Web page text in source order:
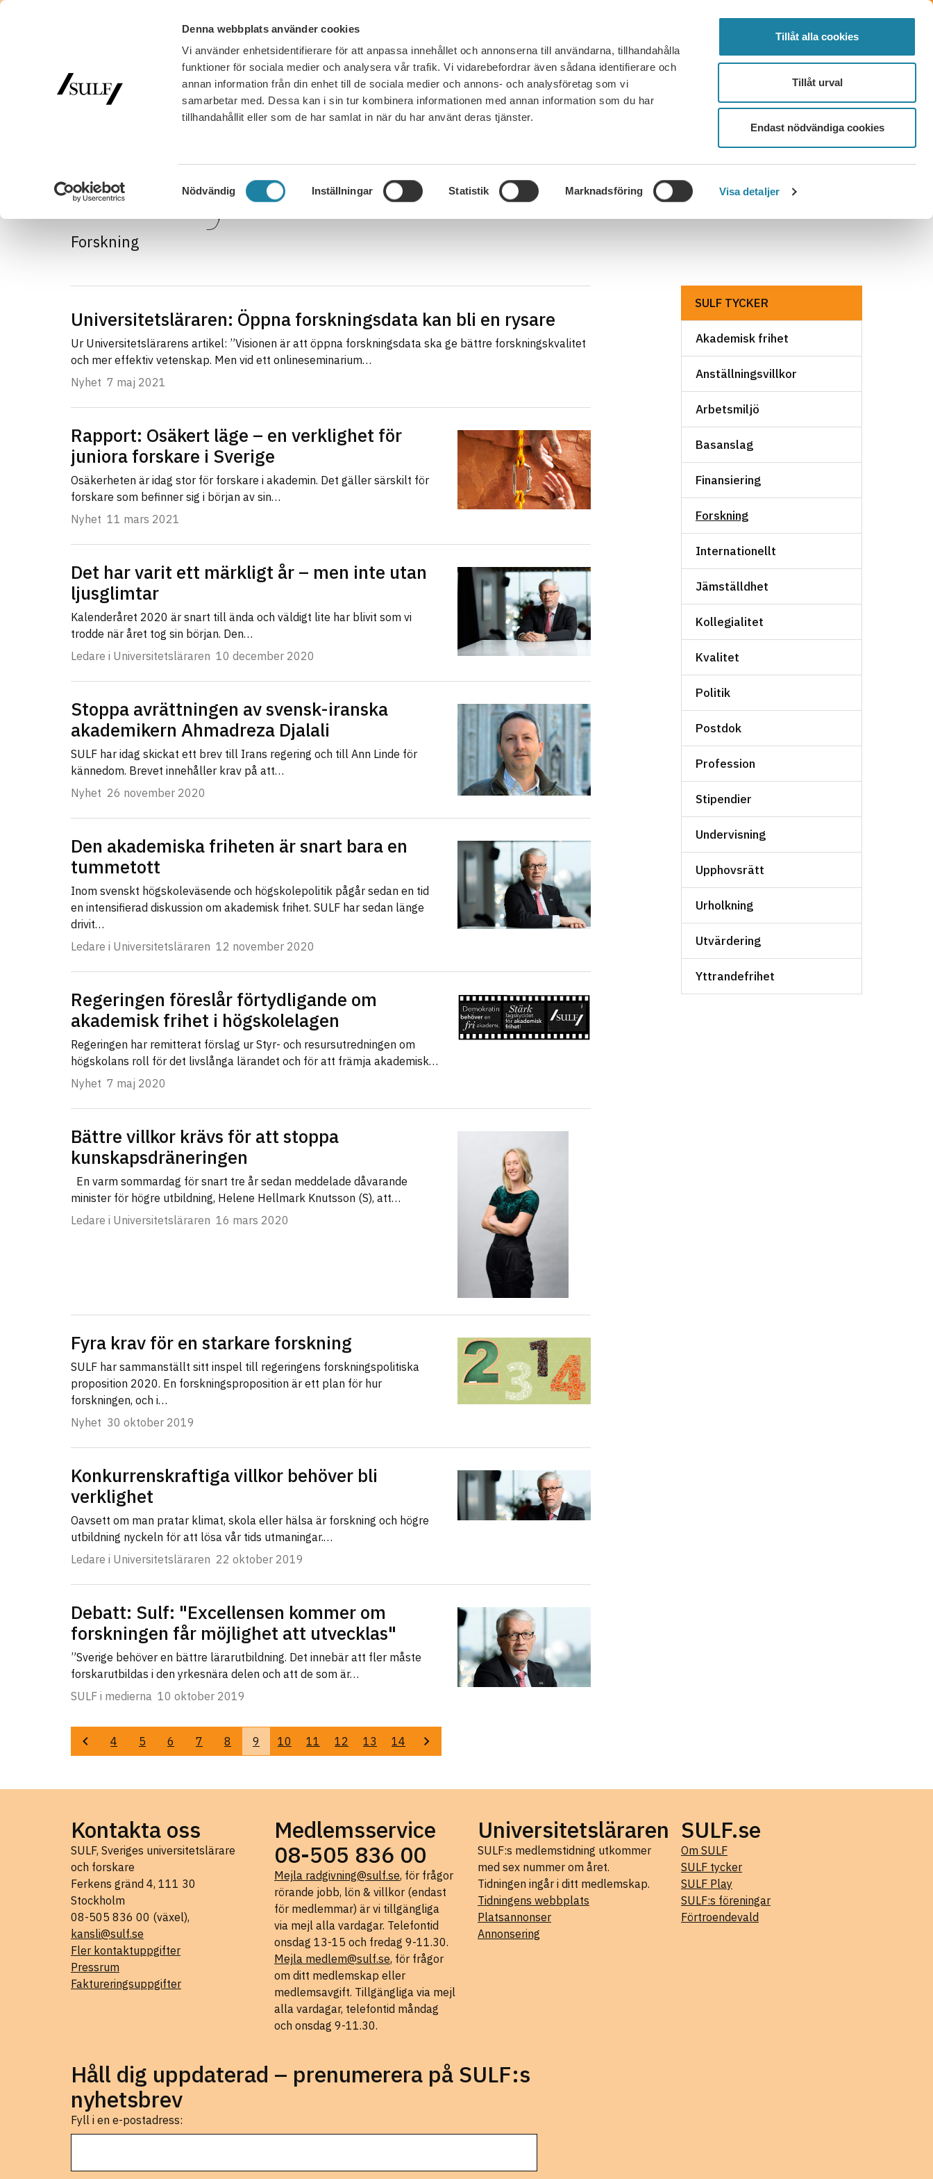
Denna webbplats använder cookies
Vi använder enhetsidentifierare för att anpassa innehållet och annonserna till användarna, tillhandahålla
funktioner för sociala medier och analysera vår trafik. Vi vidarebefordrar även sådana identifierare och
annan information från din enhet till de sociala medier och annons- och analysföretag som vi
samarbetar med. Dessa kan i sin tur kombinera informationen med annan information som du har
tillhandahållit eller som de har samlat in när du har använt deras tjänster.
Samtyckesval
Nödvändig Inställningar Statistik Marknadsföring Visa detaljer
Tillåt alla cookies
Tillåt urval
Endast nödvändiga cookies
FÖRTROENDEVALD LOGGA IN MENY
MEDLEMSKAP JOBB, LÖN OCH VILLKOR SULF TYCKER FRÅGOR OCH SVAR KONTAKT BLI MEDLEM
SULF tycker
Forskning
Universitetsläraren: Öppna forskningsdata kan bli en rysare
Ur Universitetslärarens artikel: ”Visionen är att öppna forskningsdata ska ge bättre forskningskvalitet
och mer effektiv vetenskap. Men vid ett onlineseminarium…
Nyhet 7 maj 2021
Rapport: Osäkert läge – en verklighet för
juniora forskare i Sverige
Osäkerheten är idag stor för forskare i akademin. Det gäller särskilt för
forskare som befinner sig i början av sin…
Nyhet 11 mars 2021
Det har varit ett märkligt år – men inte utan
ljusglimtar
Kalenderåret 2020 är snart till ända och väldigt lite har blivit som vi
trodde när året tog sin början. Den…
Ledare i Universitetsläraren 10 december 2020
Stoppa avrättningen av svensk-iranska
akademikern Ahmadreza Djalali
SULF har idag skickat ett brev till Irans regering och till Ann Linde för
kännedom. Brevet innehåller krav på att…
Nyhet 26 november 2020
Den akademiska friheten är snart bara en
tummetott
Inom svenskt högskoleväsende och högskolepolitik pågår sedan en tid
en intensifierad diskussion om akademisk frihet. SULF har sedan länge
drivit…
Ledare i Universitetsläraren 12 november 2020
Regeringen föreslår förtydligande om
akademisk frihet i högskolelagen
Regeringen har remitterat förslag ur Styr- och resursutredningen om
högskolans roll för det livslånga lärandet och för att främja akademisk…
Nyhet 7 maj 2020
Bättre villkor krävs för att stoppa
kunskapsdräneringen
En varm sommardag för snart tre år sedan meddelade dåvarande
minister för högre utbildning, Helene Hellmark Knutsson (S), att…
Ledare i Universitetsläraren 16 mars 2020
Fyra krav för en starkare forskning
SULF har sammanställt sitt inspel till regeringens forskningspolitiska
proposition 2020. En forskningsproposition är ett plan för hur
forskningen, och i…
Nyhet 30 oktober 2019
Konkurrenskraftiga villkor behöver bli
verklighet
Oavsett om man pratar klimat, skola eller hälsa är forskning och högre
utbildning nyckeln för att lösa vår tids utmaningar.…
Ledare i Universitetsläraren 22 oktober 2019
Debatt: Sulf: "Excellensen kommer om
forskningen får möjlighet att utvecklas"
”Sverige behöver en bättre lärarutbildning. Det innebär att fler måste
forskarutbildas i den yrkesnära delen och att de som är…
SULF i medierna 10 oktober 2019
Föregående
4 5 6 7 8 9 10 11 12 13 14
Nästa
SULF TYCKER
Akademisk frihet
Anställningsvillkor
Arbetsmiljö
Basanslag
Finansiering
Forskning
Internationellt
Jämställdhet
Kollegialitet
Kvalitet
Politik
Postdok
Profession
Stipendier
Undervisning
Upphovsrätt
Urholkning
Utvärdering
Yttrandefrihet
Kontakta oss
SULF, Sveriges universitetslärare
och forskare
Ferkens gränd 4, 111 30
Stockholm
08-505 836 00 (växel),
kansli@sulf.se
Fler kontaktuppgifter
Pressrum
Faktureringsuppgifter
Medlemsservice
08-505 836 00
Mejla radgivning@sulf.se, för frågor
rörande jobb, lön & villkor (endast
för medlemmar) är vi tillgängliga
via mejl alla vardagar. Telefontid
onsdag 13-15 och fredag 9-11.30.
Mejla medlem@sulf.se, för frågor
om ditt medlemskap eller
medlemsavgift. Tillgängliga via mejl
alla vardagar, telefontid måndag
och onsdag 9-11.30.
Universitetsläraren
SULF:s medlemstidning utkommer
med sex nummer om året.
Tidningen ingår i ditt medlemskap.
Tidningens webbplats
Platsannonser
Annonsering
SULF.se
Om SULF
SULF tycker
SULF Play
SULF:s föreningar
Förtroendevald
Håll dig uppdaterad – prenumerera på SULF:s
nyhetsbrev
Fyll i en e-postadress: